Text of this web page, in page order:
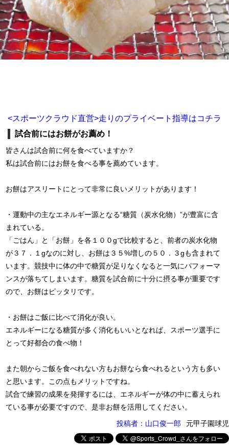
<スポーツクラウド直営>走りのプライベート指導はコチラ
試合前にはお餅がお薦め！
皆さんは試合前に何を食べていますか？
私は試合前にはお餅を食べる事を薦めています。
お餅はアスリートにとって非常に良いメリットがあります！
・運動中の主なエネルギー源となる“糖質（炭水化物）”が豊富に含
まれている。
「ごはん」と「お餅」を各１００gで比較すると、前者の炭水化物
が３７．１gなのに対し、お餅は３５%増しの５０．３gも含まれて
います。競技中に体の中で糖質が足りなくなると一気にパフォーマ
ンスが落ちてしまいます。糖質を試合前に十分に摂る事が重要です
ので、お餅はピッタリです。
・お餅はご飯に比べて消化が良い。
エネルギーになる糖質が多く消化もいいとなれば、スポーツ選手に
とって好都合の食べ物！
また朝からご飯を食べれない方もお餅なら食べれるという方も多い
と思います。この点もメリットですね。
試合で練習の成果を発揮するには、エネルギーが体の中に蓄えられ
ている事が必要ですので、是非お餅を活用してください。
投稿者：山口俊一郎
元甲子園球児